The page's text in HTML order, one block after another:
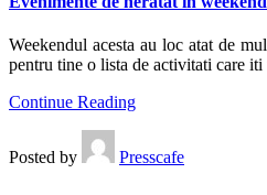
Weekendul acesta au loc atat de
pentru tine o lista de activitati care
Continue Reading
Posted by Presscafe